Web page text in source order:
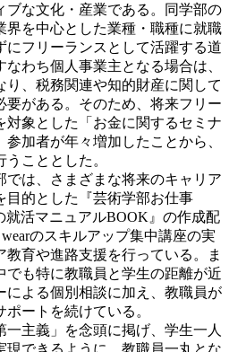
ブな文化・産業である。同学部の
界を中心とした業種・職種に就職
にフリーランスとして活躍する道
わち個人事業主となる場合は、
、税務関連や知的財産に関して
要がある。そのため、将来フリー
対象とした「お金に関するセミナ
加者が年々増加したことから、
こととした。
は、さまざまな将来のキャリア
目的とした『芸術学部お仕事
活マニュアルBOOK』の作成配
のスキルアップ集中講座の実
育や進路支援を行っている。ま
でも特に教職員と学生の距離が近
による個別相談に加え、教職員が
ートを続けている。
主義」を念頭に掲げ、学生一人
現できるように、教職員一丸とな